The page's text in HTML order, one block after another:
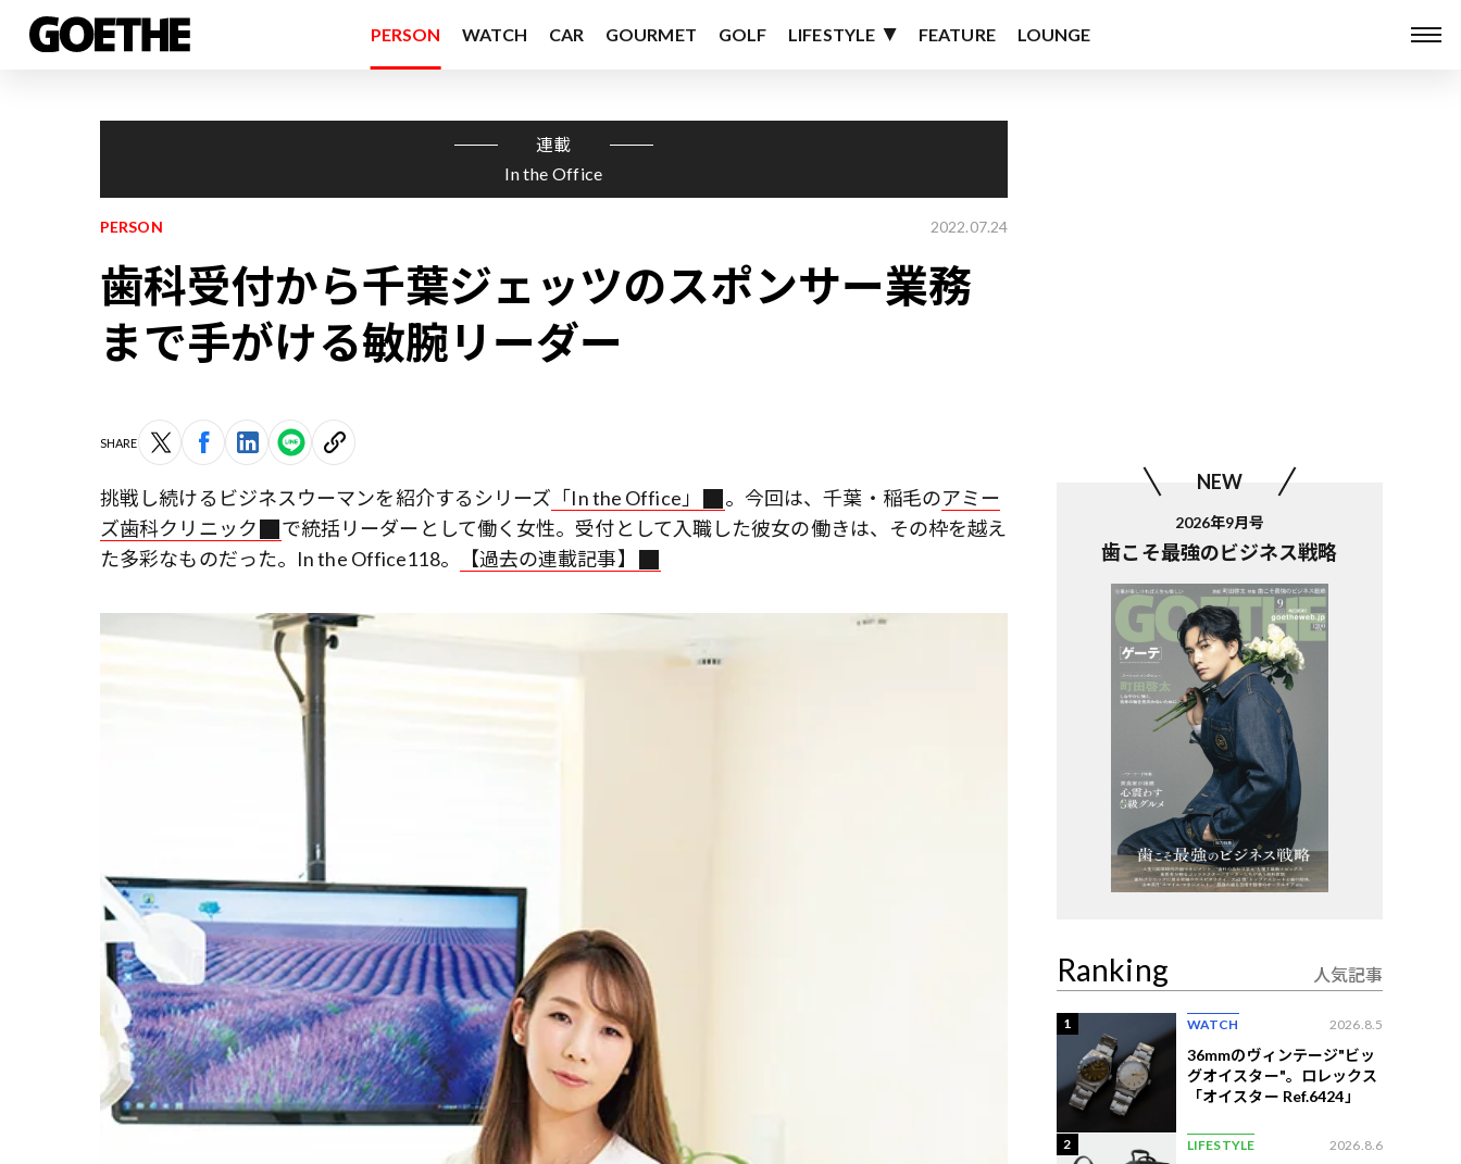
PERSON WATCH CAR GOURMET GOLF LIFESTYLE FEATURE LOUNGE
連載
In the Office
PERSON 2022.07.24
歯科受付から千葉ジェッツのスポンサー業務
まで手がける敏腕リーダー
SHARE
挑戦し続けるビジネスウーマンを紹介するシリーズ 「In the Office」 。今回は、千葉・稲毛のアミー
ズ歯科クリニック
で統括リーダーとして働く女性。受付として入職した彼女の働きは、その枠を越え
た多彩なものだった。In the Office118。
【過去の連載記事】
NEW
2026年9月号
歯こそ最強のビジネス戦略
Ranking 人気記事
1 WATCH 2026.8.5
36mmのヴィンテージ"ビッ
グオイスター"。ロレックス
「オイスター Ref.6424」
2 LIFESTYLE 2026.8.6